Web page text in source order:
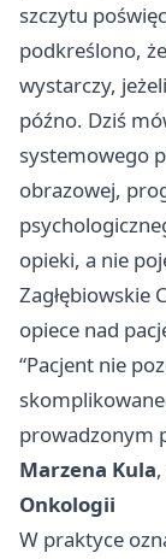
szczytu
podkreślono,
wystarczy,
późno. Dziś
systemowego
obrazowej,
opieki, a nie
Zagłębiowskie
opiece nad
“Pacjent nie
prowadzonym
Marzena Kula
Onkologii
W praktyce